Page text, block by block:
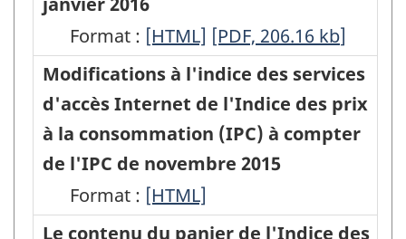
jour
du
panier
de
l'Indice
des
prix
Format : Changements
apportés
à
l'indice
des
prix
de
[HTML] Changements
apportés
à
l'indice
des
de
[PDF, 206.16 kb]
Modifications à l'indice des services
d'accès Internet de l'Indice des prix
à la consommation (IPC) à compter
de l'IPC de novembre 2015
Format : Modifications
à
[HTML]
Le contenu du panier de l'Indice des